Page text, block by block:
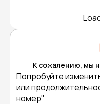
К сожалению, мы
Попробуйте
или
номер"